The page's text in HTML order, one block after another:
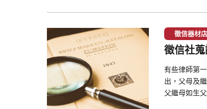
徵信器材店
徵信社
有些律師第
出，父母及
父繼母如生